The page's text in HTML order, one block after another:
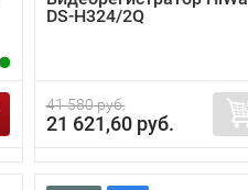
DS-H324/2Q
41 580 руб.
21 621,60 руб.